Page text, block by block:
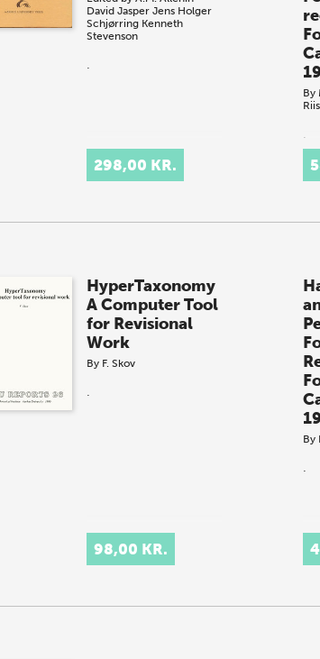
David Jasper Jens Holger
Schjørring Kenneth
Stevenson
.
298,00 KR.
By
Riis
.
HyperTaxonomy
A Computer Tool
for Revisional
Work
By F. Skov
.
98,00 KR.
By
.